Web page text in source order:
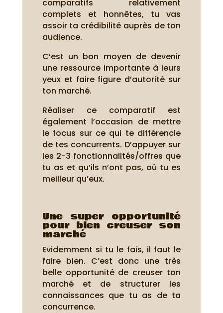
comparatifs relativement
complets et honnêtes, tu vas
assoir ta crédibilité auprès de ton
audience.
C’est un bon moyen de devenir
une ressource importante à leurs
yeux et faire figure d’autorité sur
ton marché.
Réaliser ce comparatif est
également l’occasion de mettre
le focus sur ce qui te différencie
de tes concurrents. D’appuyer sur
les 2-3 fonctionnalités/offres que
tu as et qu’ils n’ont pas, où tu es
meilleur qu’eux.
Une super opportunité
pour bien creuser son
marché
Evidemment si tu le fais, il faut le
faire bien. C’est donc une très
belle opportunité de creuser ton
marché et de structurer les
connaissances que tu as de ta
concurrence.